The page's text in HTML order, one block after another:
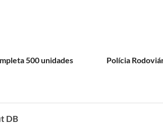
500 unidades
Polícia
DB